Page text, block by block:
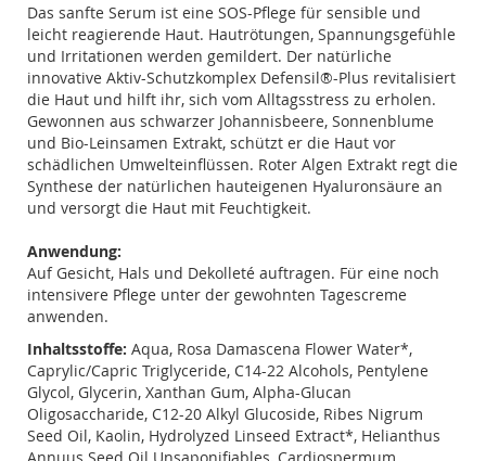
Das sanfte Serum ist eine SOS-Pflege für sensible und
leicht reagierende Haut. Hautrötungen, Spannungsgefühle
und Irritationen werden gemildert. Der natürliche
innovative Aktiv-Schutzkomplex Defensil®-Plus revitalisiert
die Haut und hilft ihr, sich vom Alltagsstress zu erholen.
Gewonnen aus schwarzer Johannisbeere, Sonnenblume
und Bio-Leinsamen Extrakt, schützt er die Haut vor
schädlichen Umwelteinflüssen. Roter Algen Extrakt regt die
Synthese der natürlichen hauteigenen Hyaluronsäure an
und versorgt die Haut mit Feuchtigkeit.
Anwendung:
Auf Gesicht, Hals und Dekolleté auftragen. Für eine noch
intensivere Pflege unter der gewohnten Tagescreme
anwenden.
Inhaltsstoffe: Aqua, Rosa Damascena Flower Water*,
Caprylic/Capric Triglyceride, C14-22 Alcohols, Pentylene
Glycol, Glycerin, Xanthan Gum, Alpha-Glucan
Oligosaccharide, C12-20 Alkyl Glucoside, Ribes Nigrum
Seed Oil, Kaolin, Hydrolyzed Linseed Extract*, Helianthus
Annuus Seed Oil Unsaponifiables, Cardiospermum